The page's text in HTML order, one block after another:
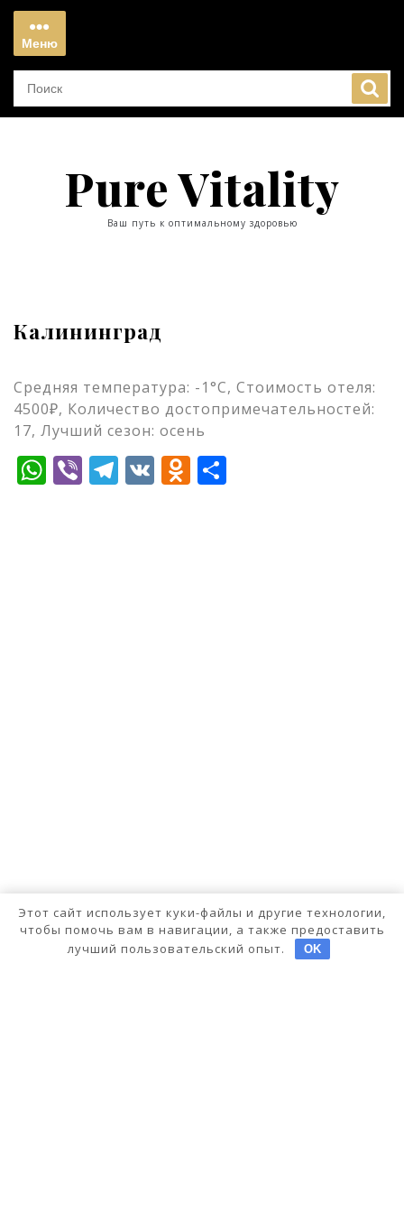
Перейти
содержимому
Меню
Меню
Pure Vitality
Ваш путь к оптимальному здоровью
Калининград
Средняя температура: -1°C, Стоимость отеля:
4500₽, Количество достопримечательностей:
17, Лучший сезон: осень
WhatsApp
ViberTelegram
VKOdnoklassniki
Этот сайт использует куки-файлы и другие технологии,
чтобы помочь вам в навигации, а также предоставить
лучший пользовательский опыт.
OK